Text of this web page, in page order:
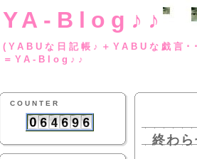
YA-Blog♪♪
(YABUな日記帳♪
＝YA-Blog♪♪
COUNTER
終わ